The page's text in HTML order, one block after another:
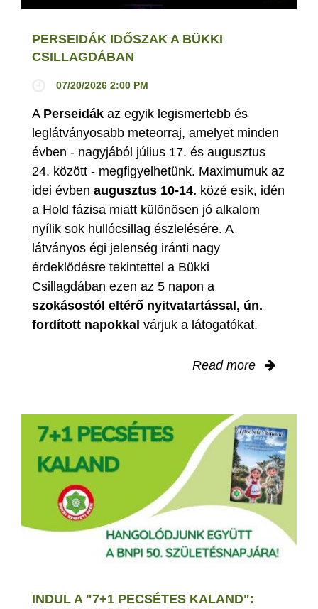
PERSEIDÁK IDŐSZAK A BÜKKI
CSILLAGDÁBAN
07/20/2026 2:00 PM
A Perseidák az egyik legismertebb és
leglátványosabb meteorraj, amelyet minden
évben - nagyjából július 17. és augusztus
24. között - megfigyelhetünk. Maximumuk az
idei évben augusztus 10-14. közé esik, idén
a Hold fázisa miatt különösen jó alkalom
nyílik sok hullócsillag észlelésére. A
látványos égi jelenség iránti nagy
érdeklődésre tekintettel a Bükki
Csillagdában ezen az 5 napon a
szokásostól eltérő nyitvatartással, ún.
fordított napokkal várjuk a látogatókat.
Read more
INDUL A "7+1 PECSÉTES KALAND":